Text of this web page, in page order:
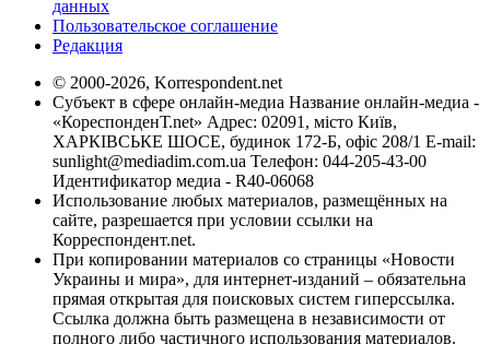
данных
Пользовательское соглашение
Редакция
© 2000-2026, Korrespondent.net
Субъект в сфере онлайн-медиа Название онлайн-медиа -
«КореспонденТ.net» Адрес: 02091, місто Київ,
ХАРКІВСЬКЕ ШОСЕ, будинок 172-Б, офіс 208/1 E-mail:
sunlight@mediadim.com.ua Телефон: 044-205-43-00
Идентификатор медиа - R40-06068
Использование любых материалов, размещённых на
сайте, разрешается при условии ссылки на
Корреспондент.net.
При копировании материалов со страницы «Новости
Украины и мира», для интернет-изданий – обязательна
прямая открытая для поисковых систем гиперссылка.
Ссылка должна быть размещена в независимости от
полного либо частичного использования материалов.